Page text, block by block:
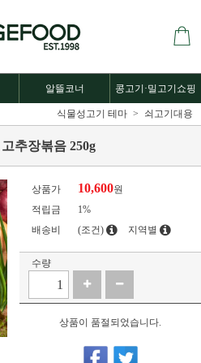
알뜰코너 콩고기·밀고기쇼핑
식물성고기 테마 쇠고기대용
추장볶음 250g
상품가 10,600원
적립금
1%
배송비
(조건) 지역별
수량
상품이 품절되었습니다.